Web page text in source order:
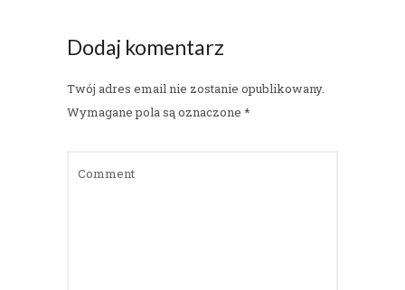
Dodaj komentarz
Twój adres email nie zostanie opublikowany.
Wymagane pola są oznaczone *